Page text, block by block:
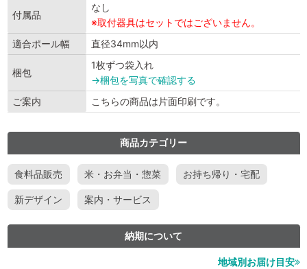
付属品
なし
※取付器具はセットではございません。
適合ポール幅
直径34mm以内
梱包
1枚ずつ袋入れ
→梱包を写真で確認する
ご案内
こちらの商品は片面印刷です。
商品カテゴリー
食料品販売 米・お弁当・惣菜 お持ち帰り・宅配
新デザイン 案内・サービス
納期について
地域別お届け目安